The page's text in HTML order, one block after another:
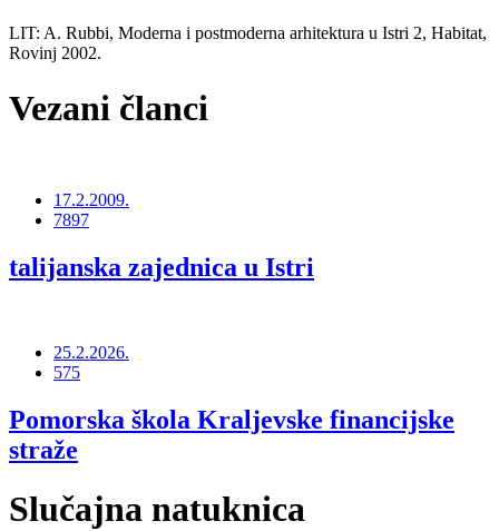
LIT: A. Rubbi, Moderna i postmoderna arhitektura u Istri 2, Habitat,
Rovinj 2002.
Vezani članci
17.2.2009.
7897
talijanska zajednica u Istri
25.2.2026.
575
Pomorska škola Kraljevske financijske
straže
Slučajna natuknica